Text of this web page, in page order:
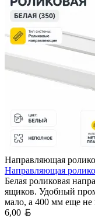
Направляющая
Направляющая
Белая роликовая
ящиков. Удобный
мало, а 400 мм еще не
6,00